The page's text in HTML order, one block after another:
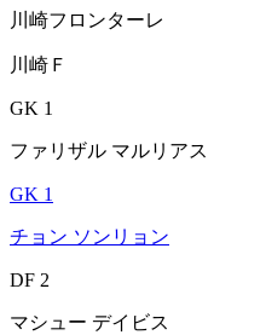
川崎フロンターレ
川崎Ｆ
GK 1
ファリザル マルリアス
GK 1
チョン ソンリョン
DF 2
マシュー デイビス